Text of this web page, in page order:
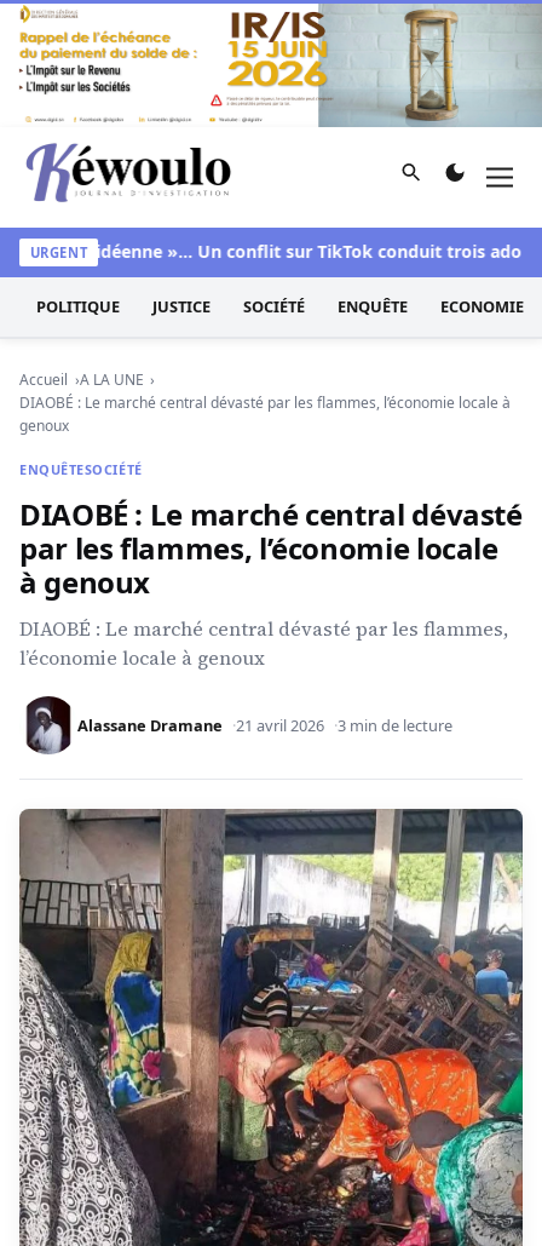
Aller au contenu
Kéwoulo, le premier site d'information et d'investigation
Rechercher
URGENT
», « sidéenne »… Un conflit sur TikTok conduit trois
POLITIQUE JUSTICE SOCIÉTÉ ENQUÊTE ECONOMIE
Accueil
A LA UNE
DIAOBÉ : Le marché central dévasté par les flammes, l’économie locale à
genoux
ENQUÊTESOCIÉTÉ
DIAOBÉ : Le marché central dévasté
par les flammes, l’économie locale
à genoux
DIAOBÉ : Le marché central dévasté par les flammes,
l’économie locale à genoux
Alassane Dramane 21 avril 2026 3 min de lecture